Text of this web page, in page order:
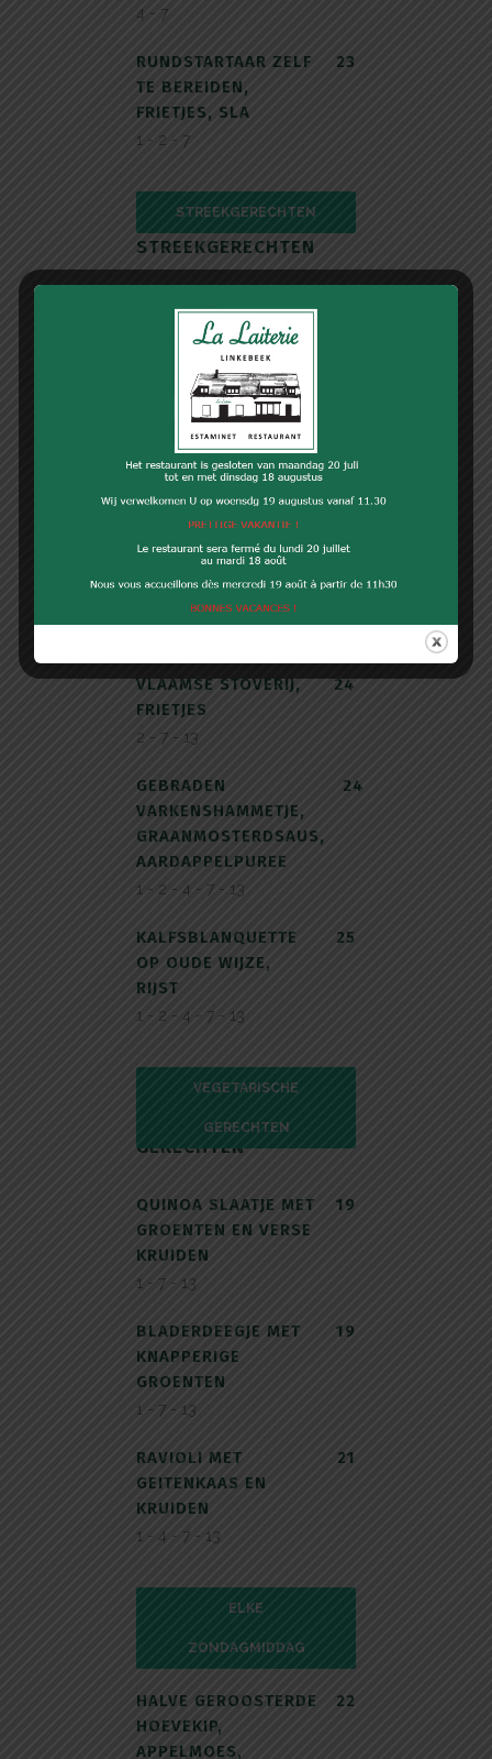
4 - 7
RUNDSTARTAAR ZELF
TE BEREIDEN,
FRIETJES, SLA
23
1 - 2 - 7
STREEKGERECHTEN
STREEKGERECHTEN
GEHAKTBALLETJES
OP LUIKSE WIJZE,
1 - 2 - 4 - 7 - 13
VLEESBROOD,
STOEMP MET
GROENTEN VAN DE
DAG
VOL-AU-VENT VAN
KIP, RIJST
23
VLAAMSE STOVERIJ,
FRIETJES
24
2 - 7 - 13
GEBRADEN
VARKENSHAMMETJE,
GRAANMOSTERDSAUS,
AARDAPPELPUREE
24
1 - 2 - 4 - 7 - 13
KALFSBLANQUETTE
OP OUDE WIJZE,
RIJST
25
1 - 2 - 4 - 7 - 13
VEGETARISCHE
GERECHTEN
VEGETARISCHE
GERECHTEN
QUINOA SLAATJE MET
GROENTEN EN VERSE
KRUIDEN
19
1 - 7 - 13
BLADERDEEGJE MET
KNAPPERIGE
GROENTEN
19
1 - 7 - 13
RAVIOLI MET
GEITENKAAS EN
KRUIDEN
21
1 - 4 - 7 - 13
ELKE
ZONDAGMIDDAG
ELKE ZONDAGMIDDAG
HALVE GEROOSTERDE
HOEVEKIP,
APPELMOES,
22